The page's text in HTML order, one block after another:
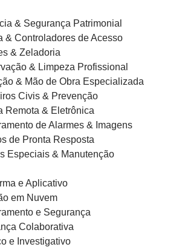
& Segurança Patrimonial
& Controladores de Acesso
& Zeladoria
& Limpeza Profissional
& Mão de Obra Especializada
Civis & Prevenção
Remota & Eletrônica
de Alarmes & Imagens
de Pronta Resposta
Especiais & Manutenção
e Aplicativo​
em Nuvem​
e Segurança​
Colaborativa
e Investigativo